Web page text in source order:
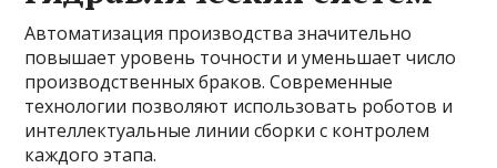
Автоматизация производства значительно
повышает уровень точности и уменьшает число
производственных браков. Современные
технологии позволяют использовать роботов и
интеллектуальные линии сборки с контролем
каждого этапа.